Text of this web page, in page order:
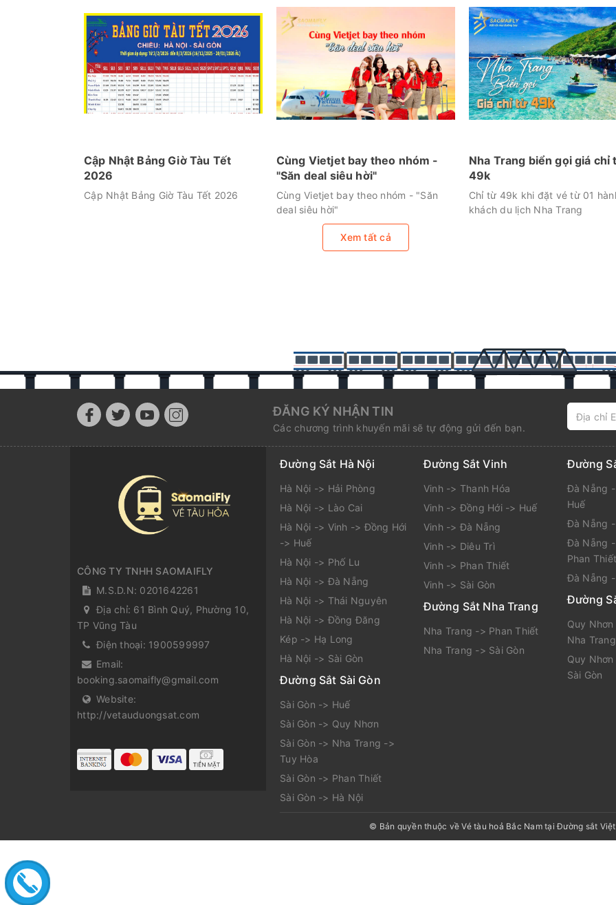
Cập Nhật Bảng Giờ Tàu Tết
2026
Cập Nhật Bảng Giờ Tàu Tết 2026
Cùng Vietjet bay theo nhóm -
"Săn deal siêu hời"
Cùng Vietjet bay theo nhóm - "Săn
deal siêu hời"
Nha Trang biển gọi giá chỉ
49k
Chỉ từ 49k khi đặt vé từ 01
khách du lịch Nha Trang
Xem tất cả
ĐĂNG KÝ NHẬN TIN
Các chương trình khuyến mãi sẽ tự động gửi đến bạn.
CÔNG TY TNHH SAOMAIFLY
M.S.D.N: 0201642261
Địa chỉ: 61 Bình Quý, Phường 10,
TP Vũng Tàu
Điện thoại: 1900599997
Email:
booking.saomaifly@gmail.com
Website:
http://vetauduongsat.com
Đường Sắt Hà Nội
Hà Nội -> Hải Phòng
Hà Nội -> Lào Cai
Hà Nội -> Vinh -> Đồng Hới
-> Huế
Hà Nội -> Phố Lu
Hà Nội -> Đà Nẵng
Hà Nội -> Thái Nguyên
Hà Nội -> Đồng Đăng
Kép -> Hạ Long
Hà Nội -> Sài Gòn
Đường Sắt Sài Gòn
Sài Gòn -> Huế
Sài Gòn -> Quy Nhơn
Sài Gòn -> Nha Trang ->
Tuy Hòa
Sài Gòn -> Phan Thiết
Sài Gòn -> Hà Nội
Đường Sắt Vinh
Vinh -> Thanh Hóa
Vinh -> Đồng Hới -> Huế
Vinh -> Đà Nẵng
Vinh -> Diêu Trì
Vinh -> Phan Thiết
Vinh -> Sài Gòn
Đường Sắt Nha Trang
Nha Trang -> Phan Thiết
Nha Trang -> Sài Gòn
Đường
Đà Nẵng
Huế
Đà Nẵng
Đà Nẵng
Phan Thiết
Đà Nẵng -
Đường
Quy
Nha Trang
Quy
Sài Gòn
© Bản quyền thuộc vềVé tàu hoả Bắc Nam tại Đường sắt